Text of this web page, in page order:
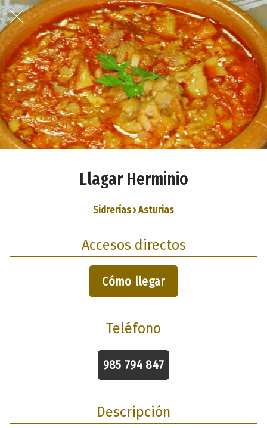
Llagar Herminio
Sidrerías › Asturias
Accesos directos
Cómo llegar
Teléfono
985 794 847
Descripción